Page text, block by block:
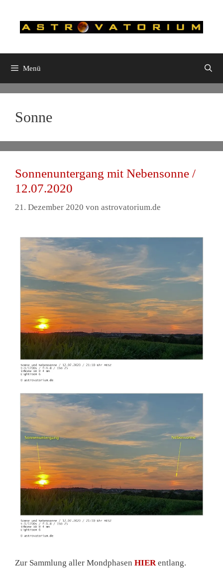
springen
Menü
Sonne
Sonnenuntergang mit Nebensonne /
12.07.2020
21. Dezember 2020 von astrovatorium.de
Zur Sammlung aller Mondphasen HIERentlang.